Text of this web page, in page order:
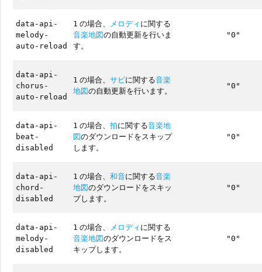
data-api-
melody-
auto-reload
1 の場合、 メロディに関する
音楽地図の自動更新を行いま
す。
"0"
data-api-
chorus-
auto-reload
1 の場合、サビに関する音楽
地図の自動更新を行います。
"0"
data-api-
beat-
disabled
1 の場合、拍に関する音楽地
図のダウンロードをスキップ
します。
"0"
data-api-
chord-
disabled
1 の場合、和音に関する音楽
地図のダウンロードをスキッ
プします。
"0"
data-api-
melody-
disabled
1 の場合、 メロディに関する
音楽地図のダウンロードをス
キップします。
"0"